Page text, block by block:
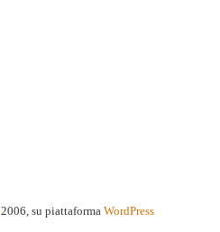
2006, su piattaforma WordPress